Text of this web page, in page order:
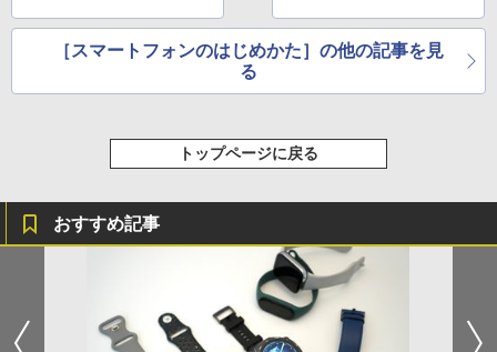
［スマートフォンのはじめかた］の他の記事を見
る
トップページに戻る
おすすめ記事